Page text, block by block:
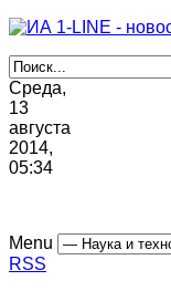
Среда,
13
августа
2014,
05:34
Menu
RSS